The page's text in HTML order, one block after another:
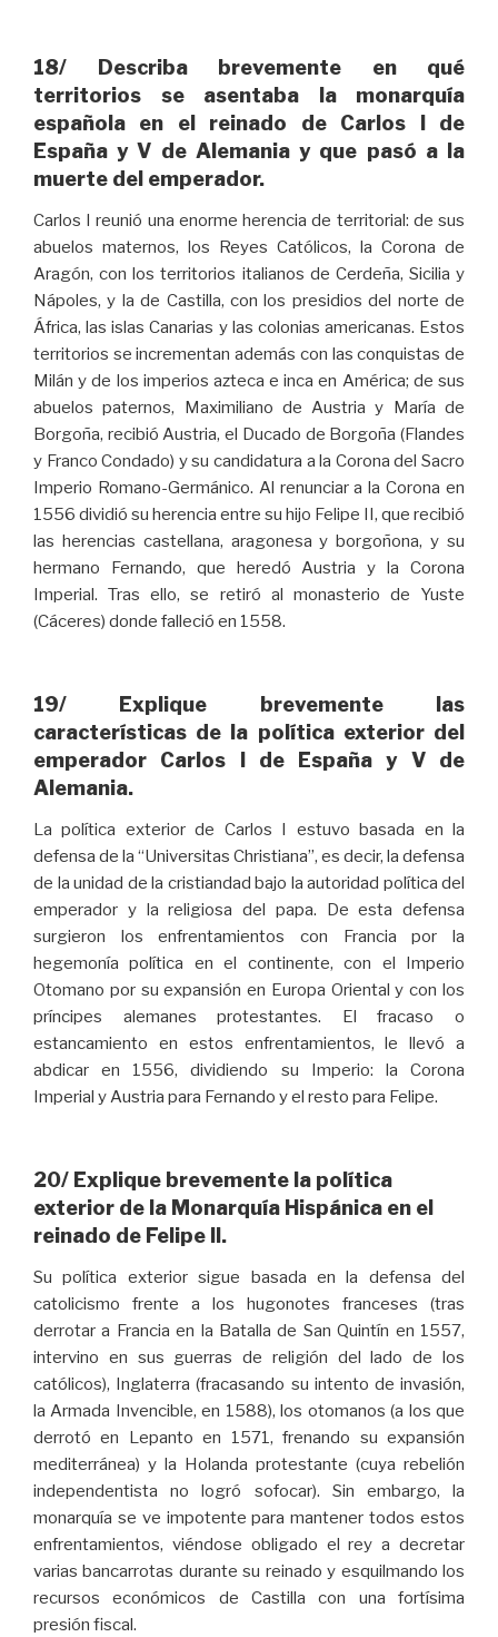
18/ Describa brevemente en qué
territorios se asentaba la monarquía
española en el reinado de Carlos I de
España y V de Alemania y que pasó a la
muerte del emperador.
Carlos I reunió una enorme herencia de territorial: de sus
abuelos maternos, los Reyes Católicos, la Corona de
Aragón, con los territorios italianos de Cerdeña, Sicilia y
Nápoles, y la de Castilla, con los presidios del norte de
África, las islas Canarias y las colonias americanas. Estos
territorios se incrementan además con las conquistas de
Milán y de los imperios azteca e inca en América; de sus
abuelos paternos, Maximiliano de Austria y María de
Borgoña, recibió Austria, el Ducado de Borgoña (Flandes
y Franco Condado) y su candidatura a la Corona del Sacro
Imperio Romano-Germánico. Al renunciar a la Corona en
1556 dividió su herencia entre su hijo Felipe II, que recibió
las herencias castellana, aragonesa y borgoñona, y su
hermano Fernando, que heredó Austria y la Corona
Imperial. Tras ello, se retiró al monasterio de Yuste
(Cáceres) donde falleció en 1558.
19/ Explique brevemente las
características de la política exterior del
emperador Carlos I de España y V de
Alemania.
La política exterior de Carlos I estuvo basada en la
defensa de la “Universitas Christiana”, es decir, la defensa
de la unidad de la cristiandad bajo la autoridad política del
emperador y la religiosa del papa. De esta defensa
surgieron los enfrentamientos con Francia por la
hegemonía política en el continente, con el Imperio
Otomano por su expansión en Europa Oriental y con los
príncipes alemanes protestantes. El fracaso o
estancamiento en estos enfrentamientos, le llevó a
abdicar en 1556, dividiendo su Imperio: la Corona
Imperial y Austria para Fernando y el resto para Felipe.
20/ Explique brevemente la política
exterior de la Monarquía Hispánica en el
reinado de Felipe II.
Su política exterior sigue basada en la defensa del
catolicismo frente a los hugonotes franceses (tras
derrotar a Francia en la Batalla de San Quintín en 1557,
intervino en sus guerras de religión del lado de los
católicos), Inglaterra (fracasando su intento de invasión,
la Armada Invencible, en 1588), los otomanos (a los que
derrotó en Lepanto en 1571, frenando su expansión
mediterránea) y la Holanda protestante (cuya rebelión
independentista no logró sofocar). Sin embargo, la
monarquía se ve impotente para mantener todos estos
enfrentamientos, viéndose obligado el rey a decretar
varias bancarrotas durante su reinado y esquilmando los
recursos económicos de Castilla con una fortísima
presión fiscal.